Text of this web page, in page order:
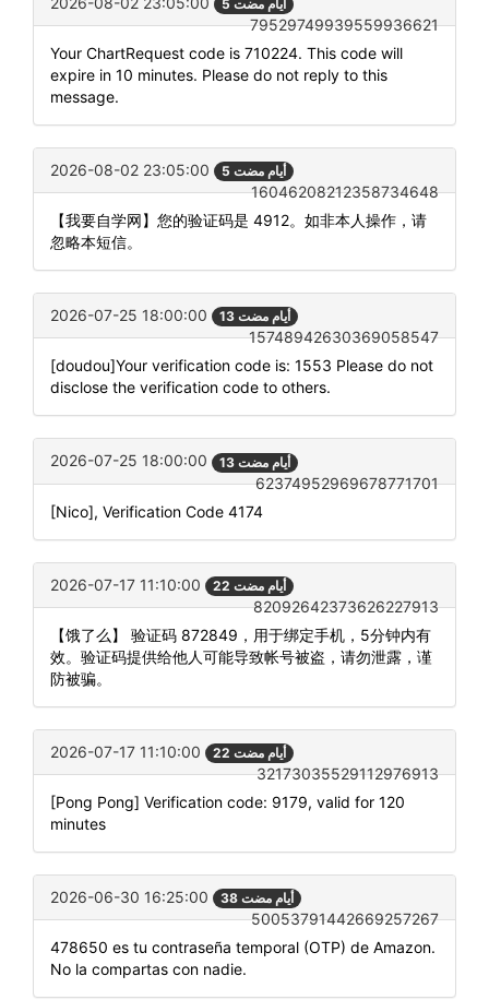
5 أيام مضت
79529749939559936621
Your ChartRequest code is 710224. This code will
expire in 10 minutes. Please do not reply to this
message.
2026-08-02 23:05:00 5 أيام مضت
16046208212358734648
【我要自学网】您的验证码是 4912。如非本人操作，请
忽略本短信。
2026-07-25 18:00:00 13 أيام مضت
15748942630369058547
[doudou]Your verification code is: 1553 Please do not
disclose the verification code to others.
2026-07-25 18:00:00 13 أيام مضت
62374952969678771701
[Nico], Verification Code 4174
2026-07-17 11:10:00 22 أيام مضت
82092642373626227913
【饿了么】 验证码 872849，用于绑定手机，5分钟内有
效。验证码提供给他人可能导致帐号被盗，请勿泄露，谨
防被骗。
2026-07-17 11:10:00 22 أيام مضت
32173035529112976913
[Pong Pong] Verification code: 9179, valid for 120
minutes
2026-06-30 16:25:00 38 أيام مضت
50053791442669257267
478650 es tu contraseña temporal (OTP) de Amazon.
No la compartas con nadie.